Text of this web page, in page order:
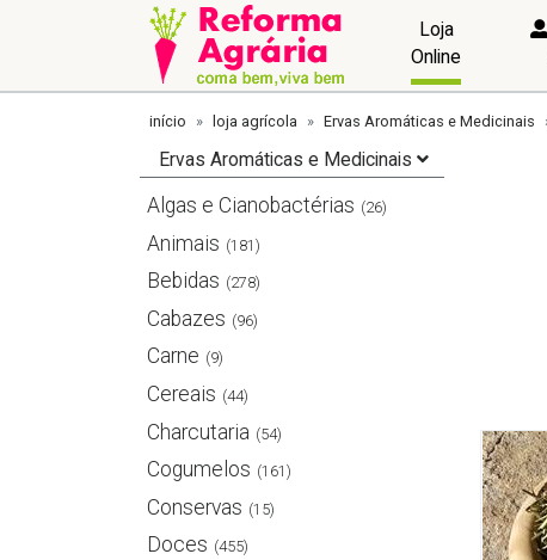
Loja
Online
início loja agrícola Ervas Aromáticas e Medicinais
Ervas Aromáticas e Medicinais
Algas e Cianobactérias (26)
Animais (181)
Bebidas (278)
Cabazes (96)
Carne (9)
Cereais (44)
Charcutaria (54)
Cogumelos (161)
Conservas (15)
Doces (455)